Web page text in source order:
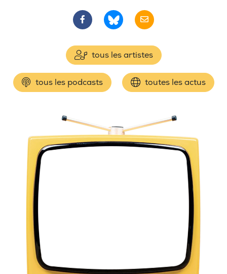
tous les artistes
tous les podcasts toutes les actus